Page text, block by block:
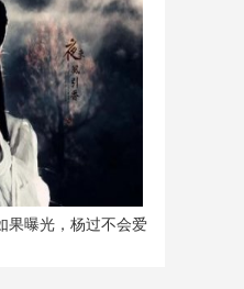
果曝光，杨过不会爱